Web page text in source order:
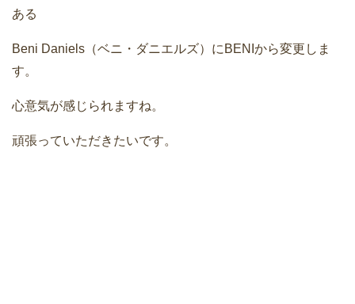
ある
Beni Daniels（ベニ・ダニエルズ）にBENIから変更しま
す。
心意気が感じられますね。
頑張っていただきたいです。